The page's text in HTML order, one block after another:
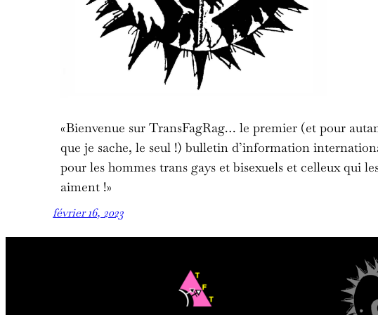
«Bienvenue sur TransFagRag… le premier (et pour
que je sache, le seul !) bulletin d’information
pour les hommes trans gays et bisexuels et celleux qui
aiment !»
février 16, 2023